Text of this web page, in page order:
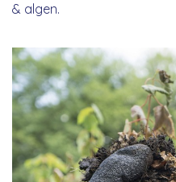
& algen.